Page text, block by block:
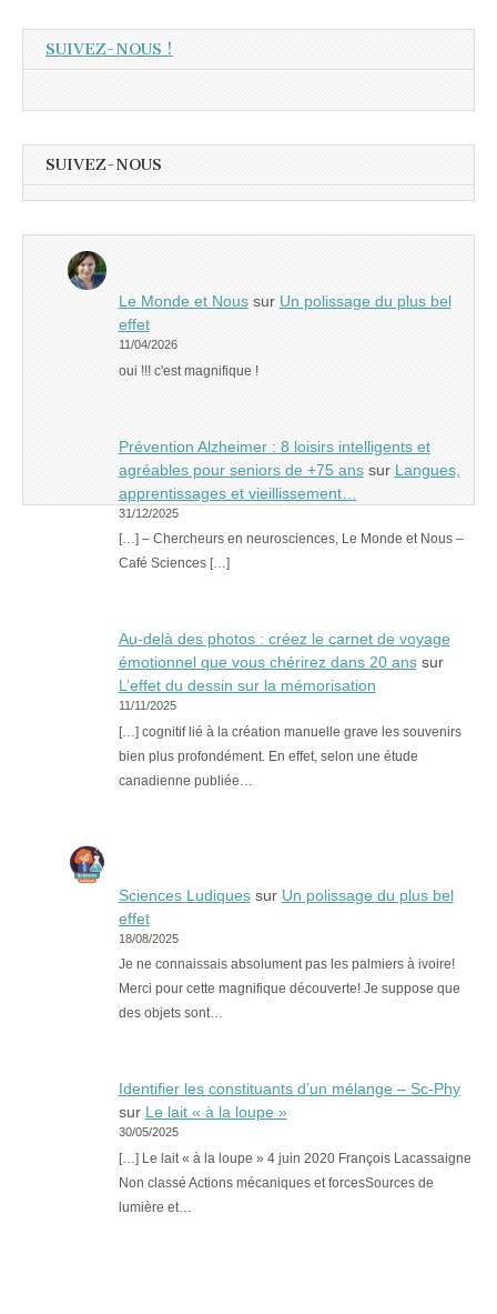
SUIVEZ-NOUS !
SUIVEZ-NOUS
Le Monde et Noussur Un polissage du plus bel
effet
11/04/2026
oui !!! c'est magnifique !
Prévention Alzheimer : 8 loisirs intelligents et
agréables pour seniors de +75 anssur Langues,
apprentissages et vieillissement…
31/12/2025
[…] – Chercheurs en neurosciences, Le Monde et Nous –
Café Sciences […]
Au-delà des photos : créez le carnet de voyage
émotionnel que vous chérirez dans 20 anssur
L’effet du dessin sur la mémorisation
11/11/2025
[…] cognitif lié à la création manuelle grave les souvenirs
bien plus profondément. En effet, selon une étude
canadienne publiée…
Sciences Ludiquessur Un polissage du plus bel
effet
18/08/2025
Je ne connaissais absolument pas les palmiers à ivoire!
Merci pour cette magnifique découverte! Je suppose que
des objets sont…
Identifier les constituants d’un mélange – Sc-Phy
sur Le lait « à la loupe »
30/05/2025
[…] Le lait « à la loupe » 4 juin 2020 François Lacassaigne
Non classé Actions mécaniques et forcesSources de
lumière et…